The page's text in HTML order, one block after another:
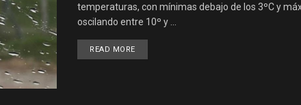
temperaturas, con mínimas debajo de los 3ºC y
oscilando entre 10º y ...
READ MOREDETAILS